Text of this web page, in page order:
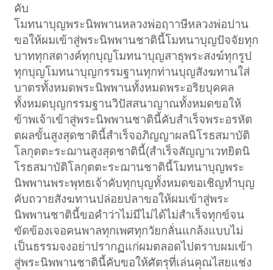
คับ
โมทนาบุญพระนิพพานหลวงพ่อฤาาษีหลวงพ่อปาน
ขอให้ผมเข้าสู่พระนิพพานชาตินี้โมทนาบุญปัจจัยทุก
บาททุกสตางค์ทุกบุญโมทนาบุญสาธุพระสงฆ์ทุกรูป
ทุกบุญโมทนาบุญกรรมฐานทุกท่านบุญสังฆทานใส่
บาตรทั้งหมดพระนิพพานทั้งหมดพระอริยบุคคล
ทั้งหมดบุญกรรมฐานวิปัสสนาญาณทั้งหมดขอให้
ข้าพเจ้าเข้าสู่พระนิพพานชาตินี้คับสำเร็จพระอรหัต
ตผลขั้นสูงสุดชาตินี้สำเร็จอภิญญาผลนิโรธสมาบัติ
โลกุตตะระฌานสูงสุดชาตินี้(สำเร็จสัญญาเวทยิตนิ
โรธสมาบัติโลกุตตะระฌานชาตินี้โมทนาบุญพระ
นิพพานพระพุทธเจ้าคับทุกบุญทั้งหมดขอเชิญทำบุญ
คับถวายสังฆทานปล่อยปลาขอให้ผมเข้าสู่พระ
นิพพานชาตินี้ขอคำว่าไม่มีไม่ได้ไม่สำเร็จทุกข์จน
ขัดข้องเจอคนพาลทุกเพศทุกวัยกลั่นแกล้งแบบไม่
เป็นธรรมจงอย่าปรากฏแก่ผมตลอดไปตราบผมเข้า
สู่พระนิพพานชาตินี้คับขอให้ศัตรุที่เล่นคุณไสยแช่ง